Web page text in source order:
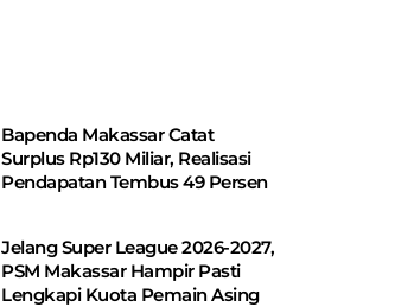
Bapenda Makassar Catat
Surplus Rp130 ​​Miliar, Realisasi
Pendapatan Tembus 49 Persen
Jelang Super League 2026-2027,
PSM Makassar Hampir Pasti
Lengkapi Kuota Pemain Asing